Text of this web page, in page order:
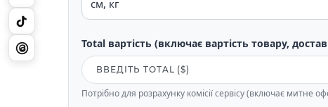
Total вартість (включає вартість товару,
Потрібно для розрахунку комісії сервісу (включає митне